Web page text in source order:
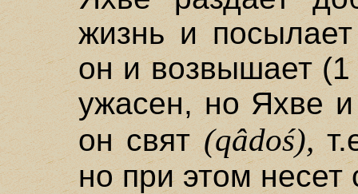
жизнь и
он и возвышает
ужасен, но Яхве
он свят(qâdoś),
но при этом несет